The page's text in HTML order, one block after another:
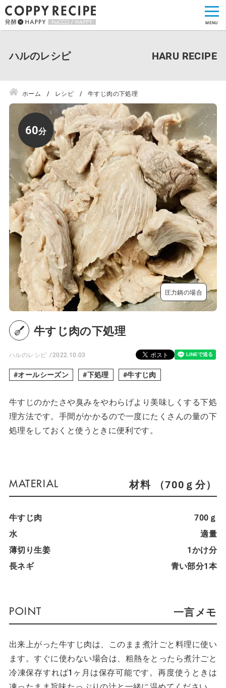
ハルのレシピ
ホーム レシピ 牛すじ肉の下処理
60
圧力鍋の場合
牛すじ肉の下処理
ハルのレシピ 2022.10.03
オールシーズン 下処理 牛すじ肉
牛すじのかたさや臭みをやわらげより美味しくする下処
理方法です。手間がかかるので一度にたくさんの量の下
処理をしておくと使うときに便利です。
材料 （700ｇ分）
牛すじ肉
700ｇ
水
適量
薄切り生姜
1かけ分
長ネギ
青い部分1本
一言メモ
出来上がった牛すじ肉は、このまま煮汁ごと料理に使い
ます。すぐに使わない場合は、粗熱をとったら煮汁ごと
冷凍保存すれば1ヶ月は保存可能です。再度使うときは